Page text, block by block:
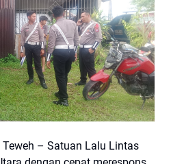
Teweh – Satuan Lalu Lintas